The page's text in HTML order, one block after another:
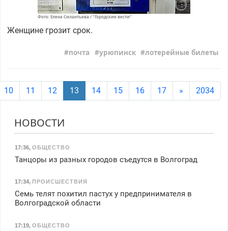
Фото: Елена Силантьева / "Городские вести"
Женщине грозит срок.
почта урюпинск лотерейные билеты
10 11 12 13 14 15 16 17 » 2034
НОВОСТИ
17:36, ОБЩЕСТВО
Танцоры из разных городов съедутся в Волгоград
17:34, ПРОИСШЕСТВИЯ
Семь телят похитил пастух у предпринимателя в
Волгоградской области
17:19, ОБЩЕСТВО